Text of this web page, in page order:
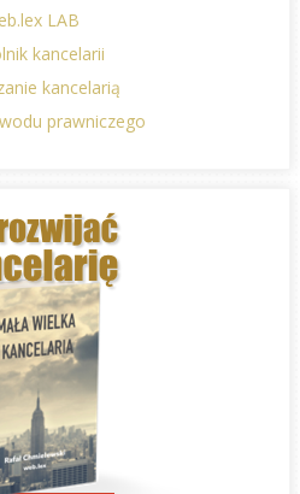
LAB
kancelarii
kancelarią
prawniczego